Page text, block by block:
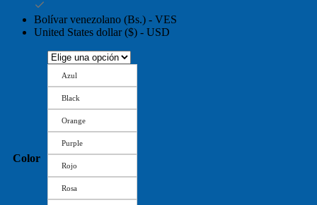
Bolívar venezolano (Bs.) - VES
United States dollar ($) - USD
Color
Azul
Black
Orange
Purple
Rojo
Rosa